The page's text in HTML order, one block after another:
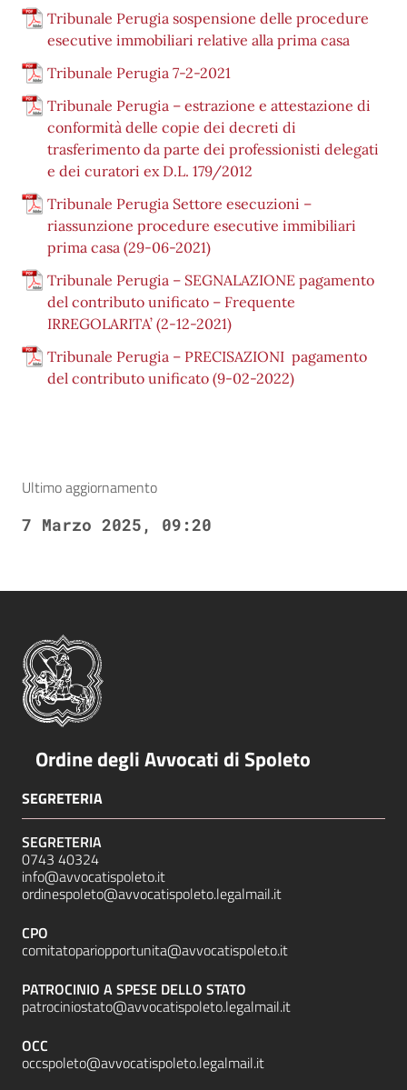
Tribunale Perugia sospensione delle procedure
esecutive immobiliari relative alla prima casa
Tribunale Perugia 7-2-2021
Tribunale Perugia – estrazione e attestazione di
conformità delle copie dei decreti di
trasferimento da parte dei professionisti delegati
e dei curatori ex D.L. 179/2012
Tribunale Perugia Settore esecuzioni –
riassunzione procedure esecutive immibiliari
prima casa (29-06-2021)
Tribunale Perugia – SEGNALAZIONE pagamento
del contributo unificato – Frequente
IRREGOLARITA’ (2-12-2021)
Tribunale Perugia – PRECISAZIONI pagamento
del contributo unificato (9-02-2022)
Ultimo aggiornamento
7 Marzo 2025, 09:20
Ordine degli Avvocati di Spoleto
SEGRETERIA
SEGRETERIA
0743 40324
info@avvocatispoleto.it
ordinespoleto@avvocatispoleto.legalmail.it
CPO
comitatopariopportunita@avvocatispoleto.it
PATROCINIO A SPESE DELLO STATO
patrociniostato@avvocatispoleto.legalmail.it
OCC
occspoleto@avvocatispoleto.legalmail.it